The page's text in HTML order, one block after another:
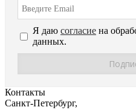
Я даю согласие на
данных.
Контакты
Санкт-Петербург,